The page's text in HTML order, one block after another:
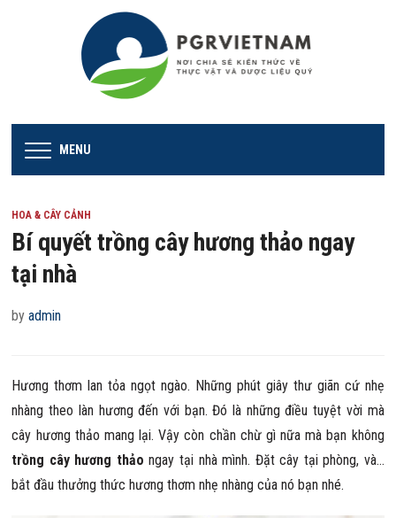
MENU
HOA & CÂY CẢNH
Bí quyết trồng cây hương thảo ngay
tại nhà
byadmin
Hương thơm lan tỏa ngọt ngào. Những phút giây thư giãn cứ nhẹ
nhàng theo làn hương đến với bạn. Đó là những điều tuyệt vời mà
cây hương thảo mang lại. Vậy còn chần chừ gì nữa mà bạn không
trồng cây hương thảo ngay tại nhà mình. Đặt cây tại phòng, và…
bắt đầu thưởng thức hương thơm nhẹ nhàng của nó bạn nhé.